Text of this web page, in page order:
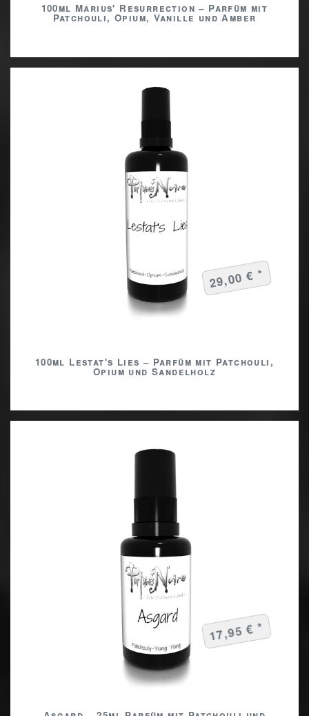
100ml Marius' Resurrection – Parfüm mit
Patchouli, Opium, Vanille und Amber
100ml Lestat's Lies – Parfüm mit Patchouli,
Opium und Sandelholz
29,00 € *
17,95 € *